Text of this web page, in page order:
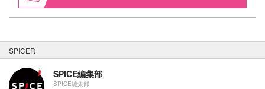
SPICER
SPICE編集部
SPICE編集部